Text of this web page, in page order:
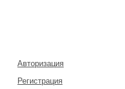
Авторизация
Регистрация